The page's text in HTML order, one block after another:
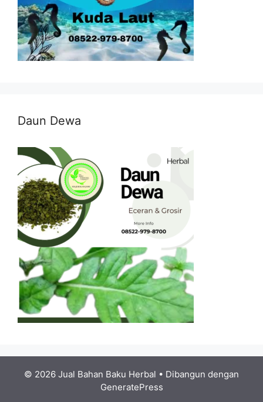
Daun Dewa
© 2026 Jual Bahan Baku Herbal • Dibangun dengan
GeneratePress